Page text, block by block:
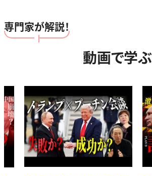
専門家が解説！
動画で学ぶ